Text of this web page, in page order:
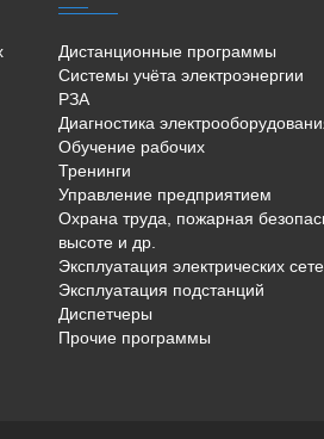
Дистанционные программы
Системы учёта электроэнергии
РЗА
Диагностика
Обучение рабочих
Тренинги
Управление предприятием
Охрана труда, пожарная
высоте и др.
Эксплуатация электрических
Эксплуатация подстанций
Диспетчеры
Прочие программы